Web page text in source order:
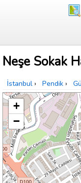
Neşe Sokak
İstanbul › Pendik ›
+
−